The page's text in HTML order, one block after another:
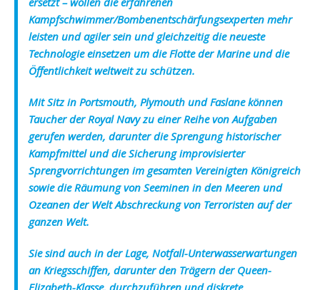
Kampfschwimmer/Bombenentschärfungsexperten mehr
leisten und agiler sein und gleichzeitig die neueste
Technologie einsetzen um die Flotte der Marine und die
Öffentlichkeit weltweit zu schützen.
Mit Sitz in Portsmouth, Plymouth und Faslane können
Taucher der Royal Navy zu einer Reihe von Aufgaben
gerufen werden, darunter die Sprengung historischer
Kampfmittel und die Sicherung improvisierter
Sprengvorrichtungen im gesamten Vereinigten Königreich
sowie die Räumung von Seeminen in den Meeren und
Ozeanen der Welt Abschreckung von Terroristen auf der
ganzen Welt.
Sie sind auch in der Lage, Notfall-Unterwasserwartungen
an Kriegsschiffen, darunter den Trägern der Queen-